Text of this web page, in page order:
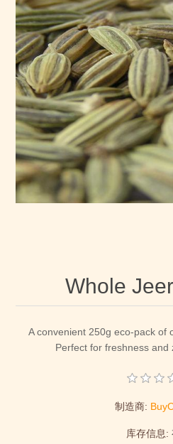
Whole
A convenient 250g eco-pack of
Perfect for freshness and
制造商:
库存信息: